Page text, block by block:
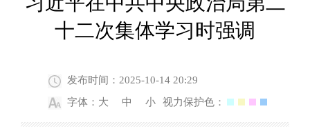
十二次集体学习时强调
发布时间：2025-10-14 20:29
字体： 大 中 小 视力保护色：